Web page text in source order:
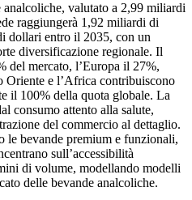
valutato a 2,99 miliardi
raggiungerà 1,92 miliardi di
dollari entro il 2035, con un
diversificazione regionale. Il
del mercato, l’Europa il 27%,
e l’Africa contribuiscono
il 100% della quota globale. La
consumo attento alla salute,
del commercio al dettaglio.
le bevande premium e funzionali,
sull’accessibilità
di volume, modellando modelli
delle bevande analcoliche.